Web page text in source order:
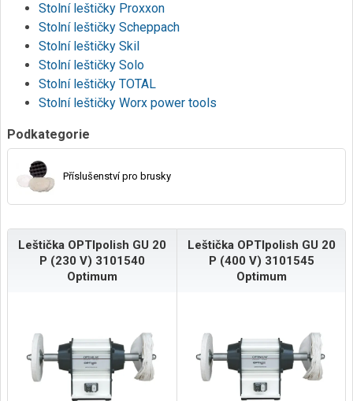
Stolní leštičky Proxxon
Stolní leštičky Scheppach
Stolní leštičky Skil
Stolní leštičky Solo
Stolní leštičky TOTAL
Stolní leštičky Worx power tools
Podkategorie
Příslušenství pro brusky
Leštička OPTIpolish GU 20
P (230 V) 3101540
Optimum
Leštička OPTIpolish GU 20
P (400 V) 3101545
Optimum